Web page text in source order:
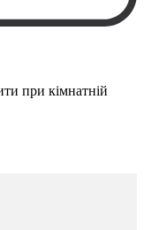
при кімнатній